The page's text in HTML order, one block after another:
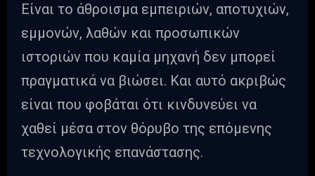
Είναι το άθροισμα εμπειριών, αποτυχιών,
εμμονών, λαθών και προσωπικών
ιστοριών που καμία μηχανή δεν μπορεί
πραγματικά να βιώσει. Και αυτό ακριβώς
είναι που φοβάται ότι κινδυνεύει να
χαθεί μέσα στον θόρυβο της επόμενης
τεχνολογικής επανάστασης.